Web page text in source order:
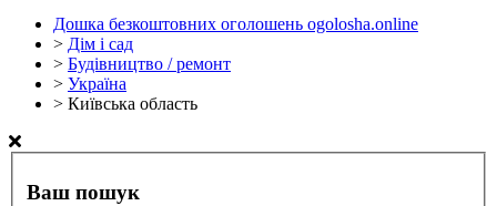
Дошка безкоштовних оголошень ogolosha.online
> Дім і сад
> Будівництво / ремонт
> Україна
> Київська область
Ваш пошук